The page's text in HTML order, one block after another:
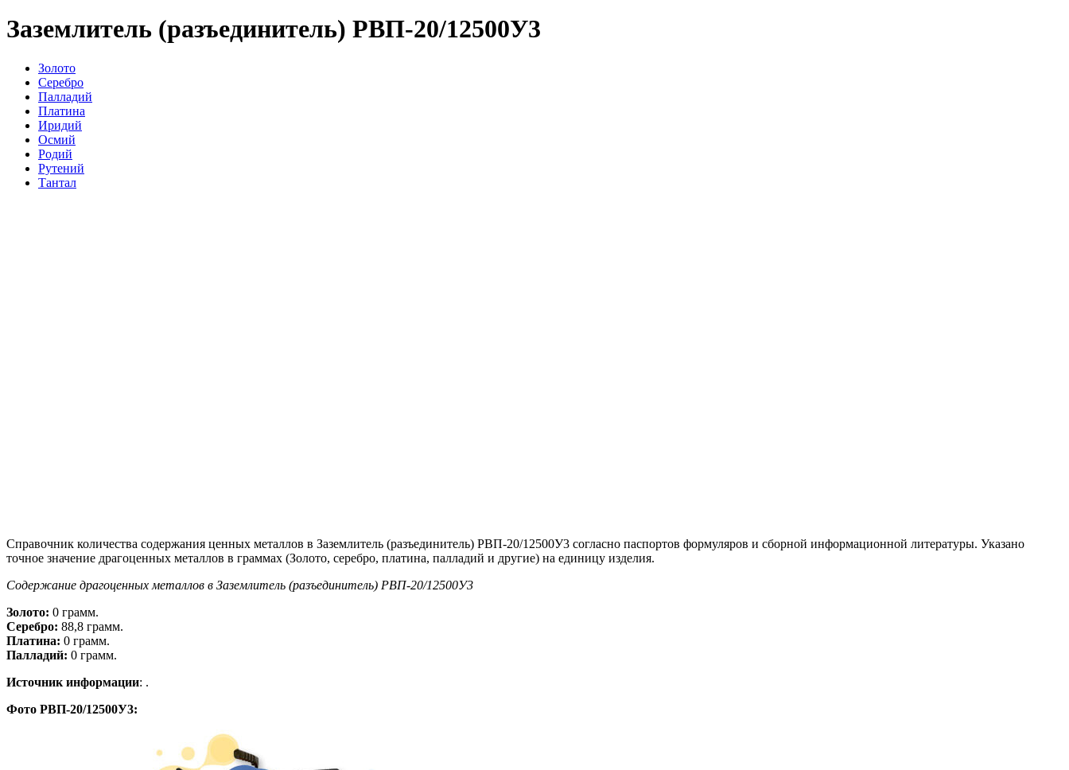
Заземлитель (разъединитель) РВП-20/12500У3
Золото
Серебро
Палладий
Платина
Иридий
Осмий
Родий
Рутений
Тантал
Справочник количества содержания ценных металлов в Заземлитель (разъединитель) РВП-20/12500У3 согласно паспортов формуляров и сборной информационной литературы. Указано
точное значение драгоценных металлов в граммах (Золото, серебро, платина, палладий и другие) на единицу изделия.
Содержание драгоценных металлов в Заземлитель (разъединитель) РВП-20/12500У3
Золото: 0 грамм.
Серебро: 88,8 грамм.
Платина: 0 грамм.
Палладий: 0 грамм.
Источник информации: .
Фото РВП-20/12500У3: